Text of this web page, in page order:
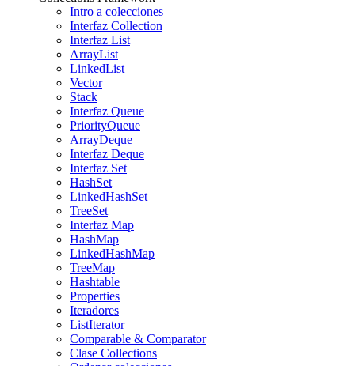
Intro a colecciones
Interfaz Collection
Interfaz List
ArrayList
LinkedList
Vector
Stack
Interfaz Queue
PriorityQueue
ArrayDeque
Interfaz Deque
Interfaz Set
HashSet
LinkedHashSet
TreeSet
Interfaz Map
HashMap
LinkedHashMap
TreeMap
Hashtable
Properties
Iteradores
ListIterator
Comparable & Comparator
Clase Collections